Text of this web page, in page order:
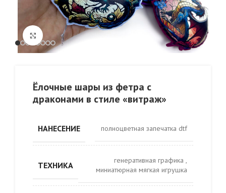
Click to enlarge
Ёлочные шары из фетра с
драконами в стиле «витраж»
НАНЕСЕНИЕ полноцветная запечатка dtf
ТЕХНИКА генеративная графика ,
миниатюрная мягкая игрушка